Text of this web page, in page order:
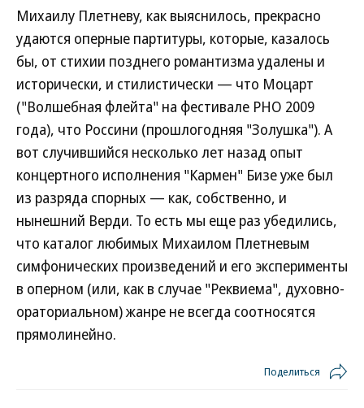
Михаилу Плетневу, как выяснилось, прекрасно
удаются оперные партитуры, которые, казалось
бы, от стихии позднего романтизма удалены и
исторически, и стилистически — что Моцарт
("Волшебная флейта" на фестивале РНО 2009
года), что Россини (прошлогодняя "Золушка"). А
вот случившийся несколько лет назад опыт
концертного исполнения "Кармен" Бизе уже был
из разряда спорных — как, собственно, и
нынешний Верди. То есть мы еще раз убедились,
что каталог любимых Михаилом Плетневым
симфонических произведений и его эксперименты
в оперном (или, как в случае "Реквиема", духовно-
ораториальном) жанре не всегда соотносятся
прямолинейно.
Поделиться